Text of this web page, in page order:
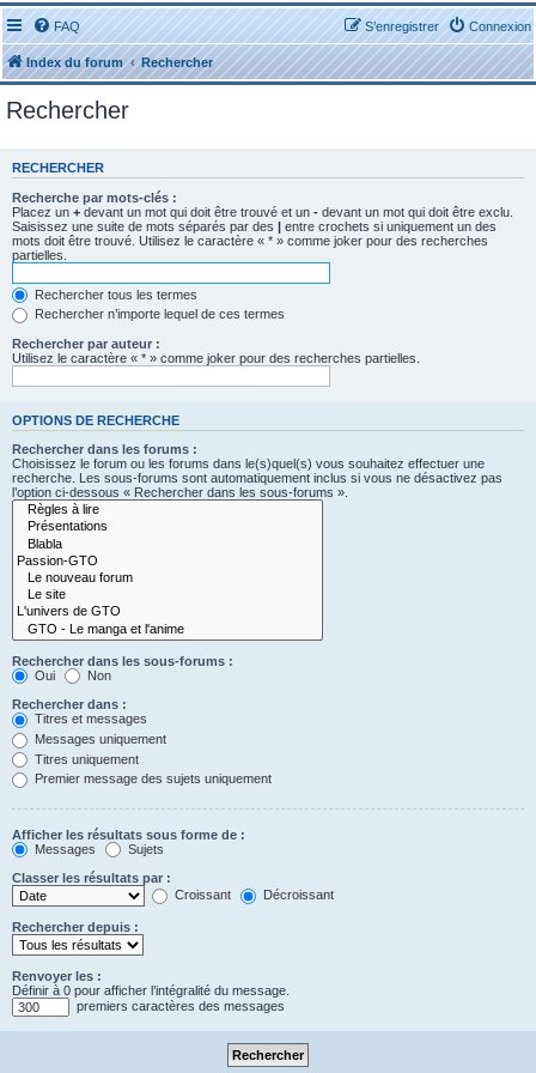
FAQ Connexion
S’enregistrer
Index du forum Rechercher
Rechercher
RECHERCHER
Recherche par mots-clés :
Placez un + devant un mot qui doit être trouvé et un - devant un mot qui doit être exclu.
Saisissez une suite de mots séparés par des | entre crochets si uniquement un des
mots doit être trouvé. Utilisez le caractère « * » comme joker pour des recherches
partielles.
Rechercher tous les termes
Rechercher n’importe lequel de ces termes
Rechercher par auteur :
Utilisez le caractère « * » comme joker pour des recherches partielles.
OPTIONS DE RECHERCHE
Rechercher dans les forums :
Choisissez le forum ou les forums dans le(s)quel(s) vous souhaitez effectuer une
recherche. Les sous-forums sont automatiquement inclus si vous ne désactivez pas
l’option ci-dessous « Rechercher dans les sous-forums ».
Rechercher dans les sous-forums :
Oui
Non
Rechercher dans :
Titres et messages
Messages uniquement
Titres uniquement
Premier message des sujets uniquement
Afficher les résultats sous forme de :
Messages
Sujets
Classer les résultats par :
Croissant
Décroissant
Rechercher depuis :
Renvoyer les :
Définir à 0 pour afficher l’intégralité du message.
premiers caractères des messages